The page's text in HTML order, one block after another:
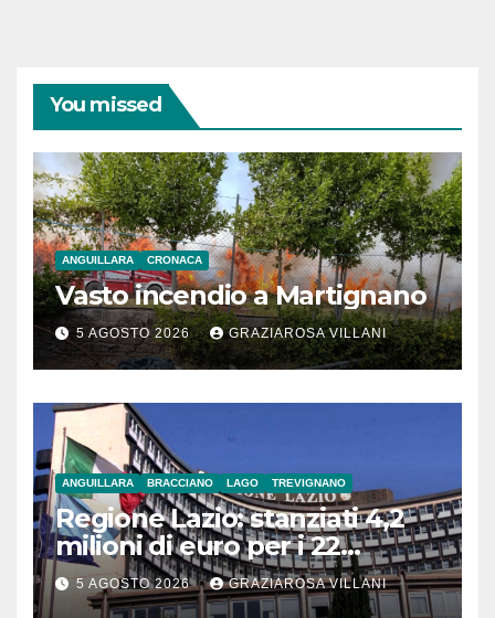
You missed
ANGUILLARA CRONACA
Vasto incendio a Martignano
5 AGOSTO 2026 GRAZIAROSA VILLANI
ANGUILLARA BRACCIANO LAGO TREVIGNANO
Regione Lazio: stanziati 4,2
milioni di euro per i 22
Comuni dell’Etruria
Meridionale
5 AGOSTO 2026 GRAZIAROSA VILLANI